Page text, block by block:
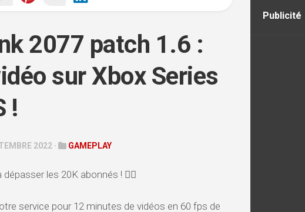
TÉLÉCHARGEMENTS
2077 patch 1.6 :
sur Xbox Series
!
2022 · GAMEPLAY
les 20K abonnés ! 👇🏾
service pour 12 minutes de vidéos en 60 fps de
Publicité